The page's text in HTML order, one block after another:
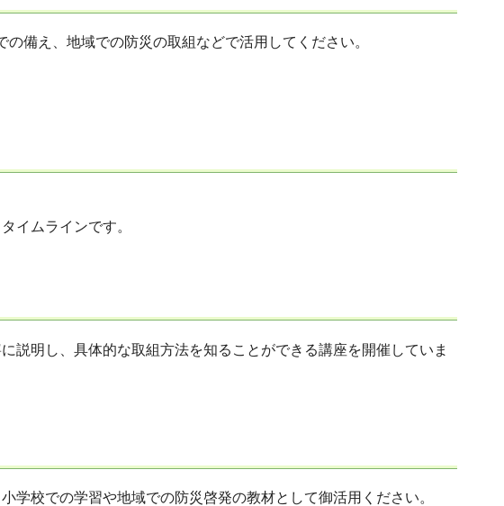
備え、地域での防災の取組などで活用してください。
イムラインです。
説明し、具体的な取組方法を知ることができる講座を開催していま
校での学習や地域での防災啓発の教材として御活用ください。